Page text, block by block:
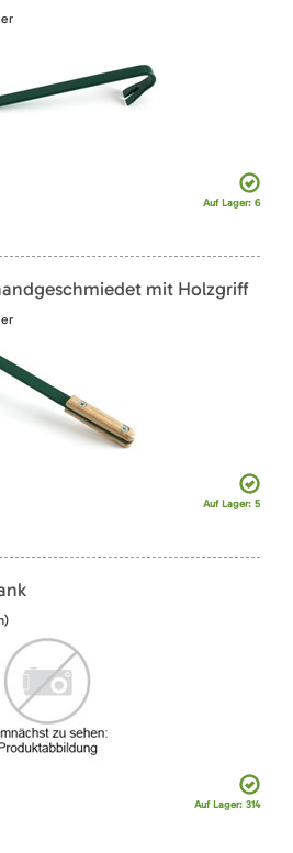
Auf Lager: 6
mit Holzgriff
Auf Lager: 5
Auf Lager: 314